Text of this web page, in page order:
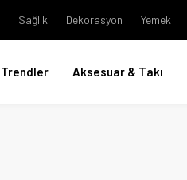
Sağlık Dekorasyon Yemek
Trendler Aksesuar & Takı